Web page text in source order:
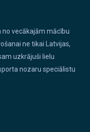
no vecākajām mācību
ne tikai Latvijas,
uzkrājuši lielu
nozaru speciālistu